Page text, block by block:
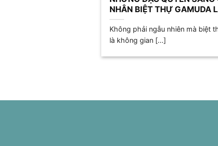
NHÂN BIỆT THỰ GAMUDA
Không phải ngẫu nhiên mà biệt
là không gian [...]